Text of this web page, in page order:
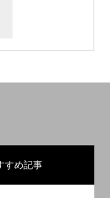
すめ記事